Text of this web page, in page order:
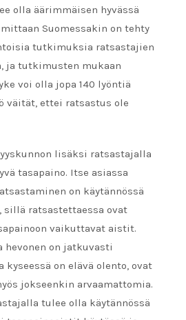
olla äärimmäisen hyvässä
Suomessakin on tehty
tutkimuksia ratsastajien
ja tutkimusten mukaan
voi olla jopa 140 lyöntiä
väität, ettei ratsastus ole
lisäksi ratsastajalla
tasapaino. Itse asiassa
on käytännössä
sillä ratsastettaessa ovat
vaikuttavat aistit.
hevonen on jatkuvasti
kyseessä on elävä olento, ovat
jokseenkin arvaamattomia.
tulee olla käytännössä